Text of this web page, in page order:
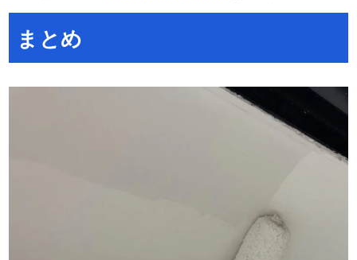
まとめ